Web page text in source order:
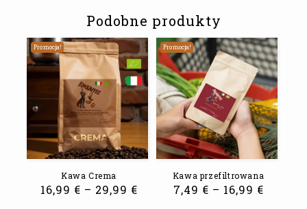
Podobne produkty
Promocja!
Kawa Crema
16,99 € – 29,99 €
Promocja!
Kawa przefiltrowana
7,49 € – 16,99 €